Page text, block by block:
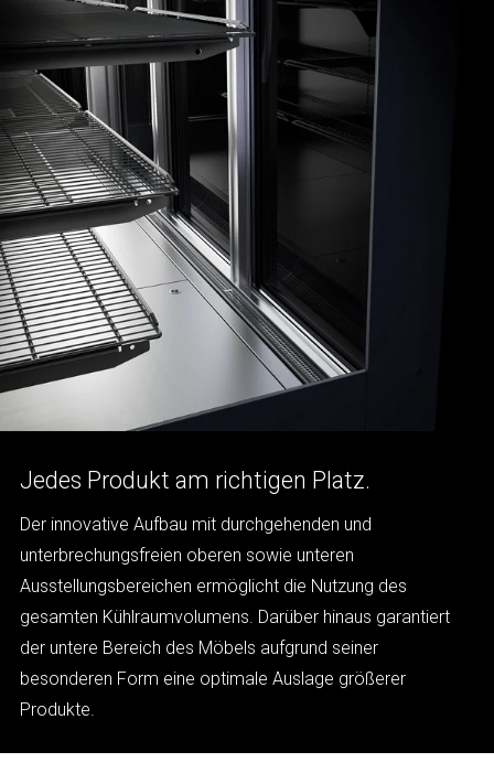
Jedes Produkt am richtigen Platz.
Der innovative Aufbau mit durchgehenden und
unterbrechungsfreien oberen sowie unteren
Ausstellungsbereichen ermöglicht die Nutzung des
gesamten Kühlraumvolumens. Darüber hinaus garantiert
der untere Bereich des Möbels aufgrund seiner
besonderen Form eine optimale Auslage größerer
Produkte.